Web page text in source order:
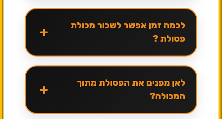
לכמה זמן אפשר לשכור מכולת
פסולת ?
+
לאן מפנים את הפסולת מתוך
המכולה?
+